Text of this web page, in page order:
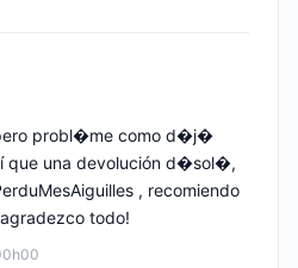
probl�me como d�j�
que una devolución d�sol�,
, recomiendo
todo!